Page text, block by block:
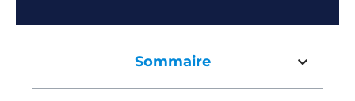
Sommaire